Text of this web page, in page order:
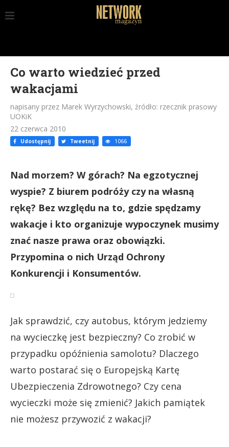
Co warto wiedzieć przed
wakacjami
napisany przez Marek Wyrzychowski, źródło: rzecznik prasowy
UOKiK
22 czerwca 2010
Udostępnij Tweetnij 1066
Nad morzem? W górach? Na egzotycznej
wyspie? Z biurem podróży czy na własną
rękę? Bez względu na to, gdzie spędzamy
wakacje i kto organizuje wypoczynek musimy
znać nasze prawa oraz obowiązki.
Przypomina o nich Urząd Ochrony
Konkurencji i Konsumentów.
Jak sprawdzić, czy autobus, którym jedziemy
na wycieczkę jest bezpieczny? Co zrobić w
przypadku opóźnienia samolotu? Dlaczego
warto postarać się o Europejską Kartę
Ubezpieczenia Zdrowotnego? Czy cena
wycieczki może się zmienić? Jakich pamiątek
nie możesz przywozić z wakacji?